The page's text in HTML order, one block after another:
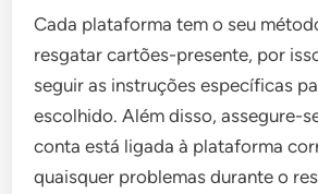
Cada plataforma tem o seu
resgatar cartões-presente, por
seguir as instruções específicas
escolhido. Além disso, assegure-
conta está ligada à plataforma
quaisquer problemas durante o